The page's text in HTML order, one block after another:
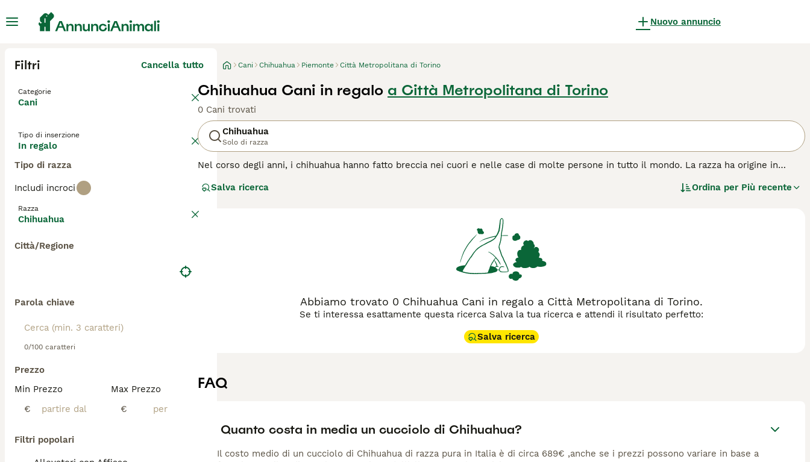
Nuovo annuncio
Filtri Cancella tutto
Categorie
Cani
Tipo di inserzione
In regalo
Tipo di razza
Includi incroci
Razza
Chihuahua
Città/Regione
Parola chiave
0/100 caratteri
Prezzo
Min Prezzo
€
Max Prezzo
€
Filtri popolari
Cani Chihuahua Piemonte Città Metropolitana di Torino
Chihuahua Cani in regalo a Città Metropolitana di Torino
0 Cani trovati
Chihuahua
Solo di razza
Nel corso degli anni, i chihuahua hanno fatto breccia nei cuori e nelle case di molte persone in tutto il mondo. La razza ha origine in
essere più grandi di quello che sono in realtà. Una cosa che un chihuahua non è, è un cane da borsetta. Questi piccoli cani sono infatti
andranno avanti per la loro strada qualunque cosa accada. Sono anche animali leali e affettuosi e non amano altro che trascorrere il
maggior tempo possibile con i loro proprietari, il che significa che i chihuahua non possono stare da soli per lunghi periodi di tempo.
per informazioni su questa razza di cane.
Salva ricerca Ordina per Più recente
Abbiamo trovato 0 Chihuahua Cani in regalo a Città Metropolitana di Torino.
Se ti interessa esattamente questa ricerca Salva la tua ricerca e attendi il risultato perfetto:
Salva ricerca
FAQ
Quanto costa in media un cucciolo di Chihuahua?
Il costo medio di un cucciolo di Chihuahua di razza pura in Italia è di circa 689€ ,anche se i prezzi possono variare in base a